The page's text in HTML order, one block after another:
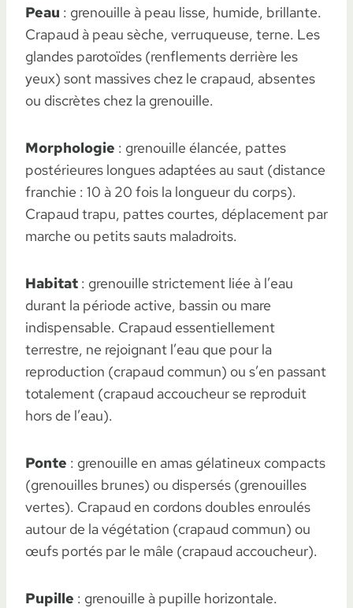
Peau : grenouille à peau lisse, humide, brillante.
Crapaud à peau sèche, verruqueuse, terne. Les
glandes parotoïdes (renflements derrière les
yeux) sont massives chez le crapaud, absentes
ou discrètes chez la grenouille.
Morphologie : grenouille élancée, pattes
postérieures longues adaptées au saut (distance
franchie : 10 à 20 fois la longueur du corps).
Crapaud trapu, pattes courtes, déplacement par
marche ou petits sauts maladroits.
Habitat : grenouille strictement liée à l’eau
durant la période active, bassin ou mare
indispensable. Crapaud essentiellement
terrestre, ne rejoignant l’eau que pour la
reproduction (crapaud commun) ou s’en passant
totalement (crapaud accoucheur se reproduit
hors de l’eau).
Ponte : grenouille en amas gélatineux compacts
(grenouilles brunes) ou dispersés (grenouilles
vertes). Crapaud en cordons doubles enroulés
autour de la végétation (crapaud commun) ou
œufs portés par le mâle (crapaud accoucheur).
Pupille : grenouille à pupille horizontale.